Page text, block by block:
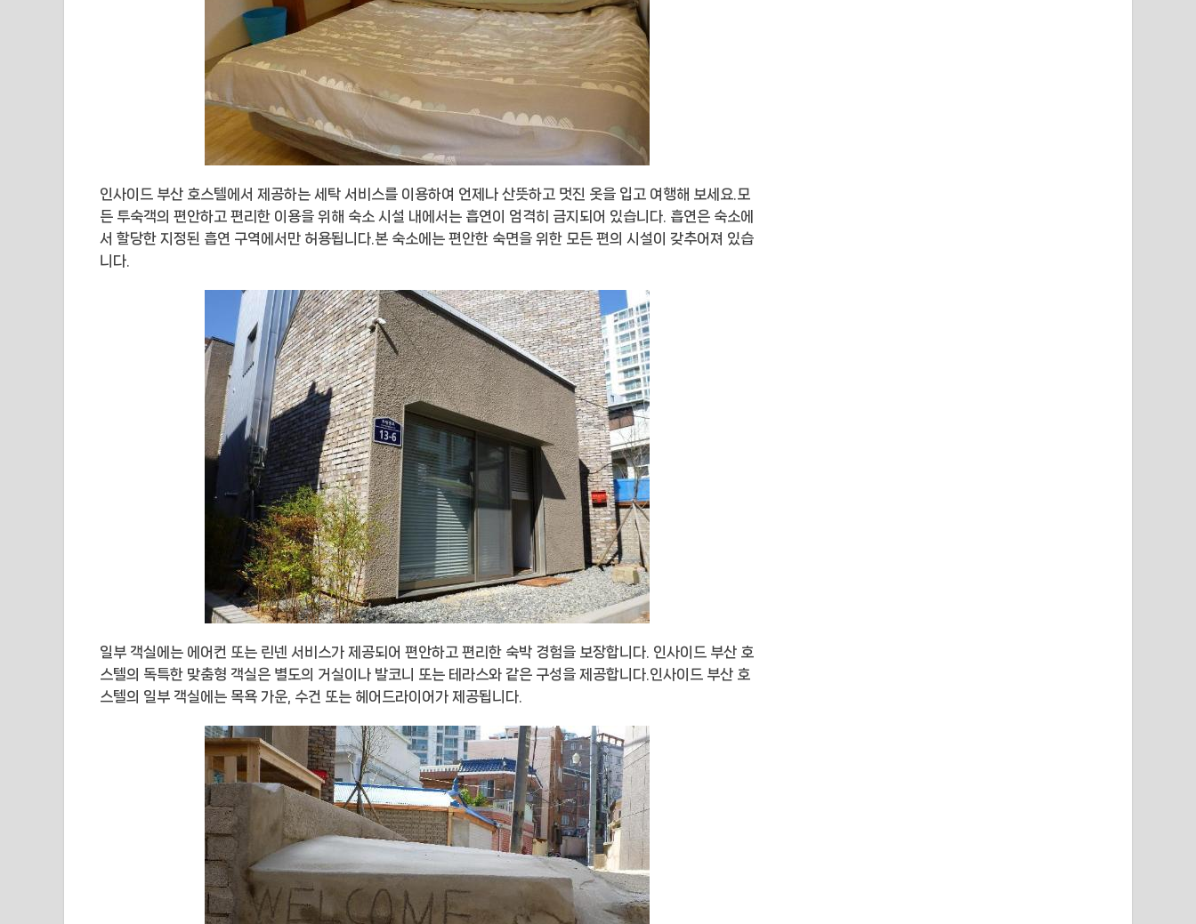
인사이드 부산 호스텔에서 제공하는 세탁 서비스를 이용하여 언제나 산뜻하고 멋진 옷을 입고 여행해 보세요.모
든 투숙객의 편안하고 편리한 이용을 위해 숙소 시설 내에서는 흡연이 엄격히 금지되어 있습니다. 흡연은 숙소에
서 할당한 지정된 흡연 구역에서만 허용됩니다.본 숙소에는 편안한 숙면을 위한 모든 편의 시설이 갖추어져 있습
니다.
일부 객실에는 에어컨 또는 린넨 서비스가 제공되어 편안하고 편리한 숙박 경험을 보장합니다. 인사이드 부산 호
스텔의 독특한 맞춤형 객실은 별도의 거실이나 발코니 또는 테라스와 같은 구성을 제공합니다.인사이드 부산 호
스텔의 일부 객실에는 목욕 가운, 수건 또는 헤어드라이어가 제공됩니다.